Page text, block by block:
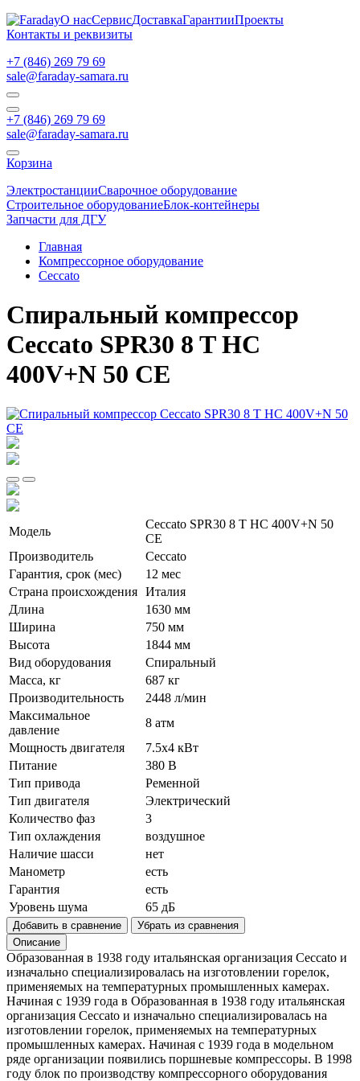
О насСервисДоставкаГарантииПроекты
Контакты и реквизиты
+7 (846) 269 79 69
sale@faraday-samara.ru
+7 (846) 269 79 69
sale@faraday-samara.ru
Корзина
ЭлектростанцииСварочное оборудование
Строительное оборудованиеБлок-контейнеры
Запчасти для ДГУ
Главная
Компрессорное оборудование
Ceccato
Спиральный компрессор
Ceccato SPR30 8 T HC
400V+N 50 CE
Модель
Ceccato SPR30 8 T HC 400V+N 50
CE
Производитель
Сeccato
Гарантия, срок (мес)
12 мес
Страна происхождения Италия
Длина
1630 мм
Ширина
750 мм
Высота
1844 мм
Вид оборудования
Спиральный
Масса, кг
687 кг
Производительность
2448 л/мин
Максимальное
давление
8 атм
Мощность двигателя
7.5x4 кВт
Питание
380 В
Тип привода
Ременной
Тип двигателя
Электрический
Количество фаз
3
Тип охлаждения
воздушное
Наличие шасси
нет
Манометр
есть
Гарантия
есть
Уровень шума
65 дБ
Добавить в сравнение
Убрать из сравнения
Описание
Образованная в 1938 году итальянская организация Ceccato и
изначально специализировалась на изготовлении горелок,
применяемых на температурных промышленных камерах.
Начиная с 1939 года в Образованная в 1938 году итальянская
организация Ceccato и изначально специализировалась на
изготовлении горелок, применяемых на температурных
промышленных камерах. Начиная с 1939 года в модельном
ряде организации появились поршневые компрессоры. В 1998
году блок по производству компрессорного оборудования